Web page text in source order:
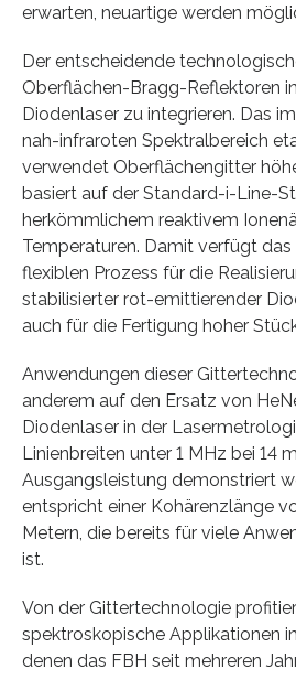
erwarten, neuartige werden
Der entscheidende
Oberflächen-Bragg-Reflektoren
Diodenlaser zu integrieren. Das
nah-infraroten Spektralbereich
verwendet Oberflächengitter
basiert auf der Standard-i-Line-
herkömmlichem reaktivem
Temperaturen. Damit verfügt das
flexiblen Prozess für die
stabilisierter rot-emittierender
auch für die Fertigung hoher
Anwendungen dieser
anderem auf den Ersatz von
Diodenlaser in der
Linienbreiten unter 1 MHz bei 14
Ausgangsleistung demonstriert
entspricht einer Kohärenzlänge
Metern, die bereits für viele
ist.
Von der Gittertechnologie
spektroskopische Applikationen
denen das FBH seit mehreren